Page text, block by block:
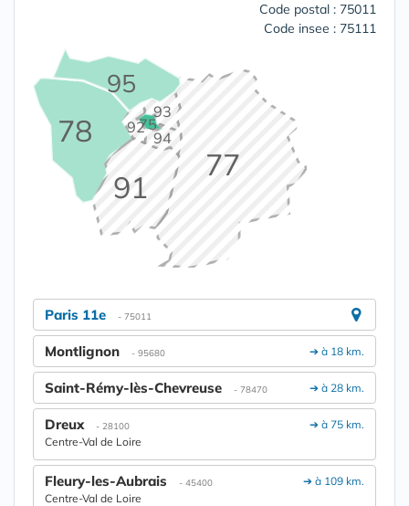
Code postal : 75011
Code insee : 75111
75
77
78
91
92
93
94
95
Paris 11e - 75011
➔ à 18 km.
Montlignon - 95680
➔ à 28 km.
Saint-Rémy-lès-Chevreuse - 78470
➔ à 75 km.
Dreux - 28100
Centre-Val de Loire
➔ à 109 km.
Fleury-les-Aubrais - 45400
Centre-Val de Loire